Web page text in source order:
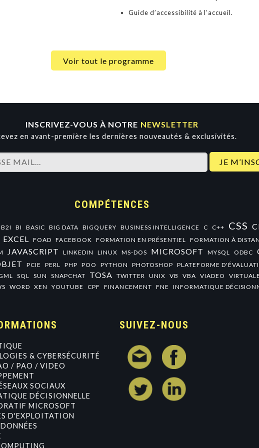
Guide d’accessibilité à l’accueil.
Voir tout le programme
INSCRIVEZ-VOUS À NOTRE NEWSLETTER
en avant-première les dernières nouveautés & exclusivités.
COMPÉTENCES
B2I BI BASIC BIG DATA BIGQUERY BUSINESS INTELLIGENCE C C++ CSS
EXCEL FOAD FACEBOOK FORMATION EN PRÉSENTIEL FORMATION À
JAVASCRIPT LINKEDIN LINUX MS-DOS MICROSOFT MYSQL ODBC
PCIE PERL PHP POO PYTHON PHOTOSHOP PLATEFORME
SQL SUN SNAPCHAT TOSA TWITTER UNIX VB VBA VIADEO
WORD XEN YOUTUBE CPF FINANCEMENT FNE INFORMATIQUE
& CYBERSÉCURITÉ
/ PAO / VIDEO
SOCIAUX
DÉCISIONNELLE
MICROSOFT
D'EXPLOITATION
SUIVEZ-NOUS